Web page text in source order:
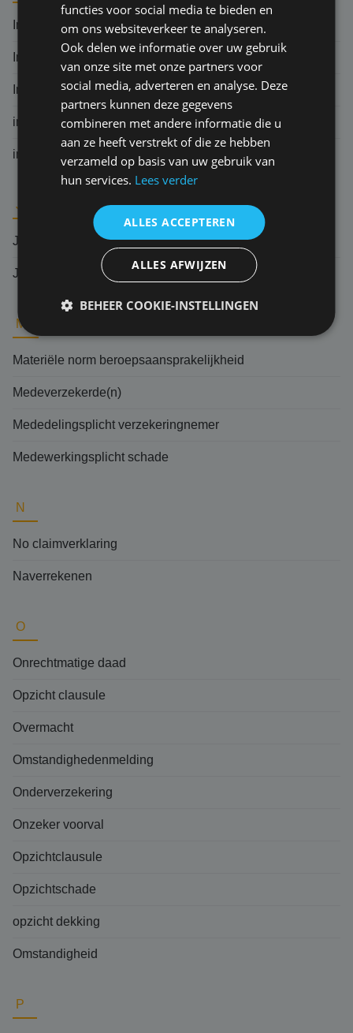
Indemniteitsbeginsel
Ingebrekestelling
Indirecte schade
inlooprisico
informatieplicht verzekeringnemer
J
Jurisprudentie
Jurisdictie
M
Materiële norm beroepsaansprakelijkheid
Medeverzekerde(n)
Mededelingsplicht verzekeringnemer
Medewerkingsplicht schade
N
No claimverklaring
Naverrekenen
O
Onrechtmatige daad
Opzicht clausule
Overmacht
Omstandighedenmelding
Onderverzekering
Onzeker voorval
Opzichtclausule
Opzichtschade
opzicht dekking
Omstandigheid
P
functies voor social media te bieden en
om ons websiteverkeer te analyseren.
Ook delen we informatie over uw gebruik
van onze site met onze partners voor
social media, adverteren en analyse. Deze
partners kunnen deze gegevens
combineren met andere informatie die u
aan ze heeft verstrekt of die ze hebben
verzameld op basis van uw gebruik van
hun services. Lees verder
ALLES ACCEPTEREN
ALLES AFWIJZEN
BEHEER COOKIE-INSTELLINGEN